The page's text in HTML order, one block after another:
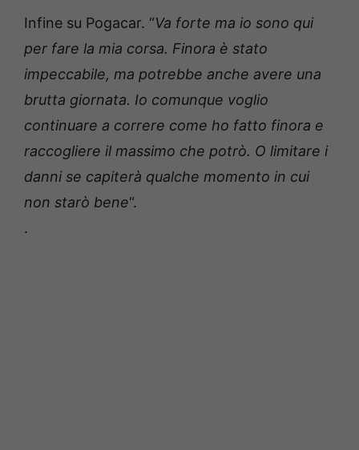
Infine su Pogacar. “Va forte ma io sono qui
per fare la mia corsa. Finora è stato
impeccabile, ma potrebbe anche avere una
brutta giornata. Io comunque voglio
continuare a correre come ho fatto finora e
raccogliere il massimo che potrò. O limitare i
danni se capiterà qualche momento in cui
non starò bene“.
.